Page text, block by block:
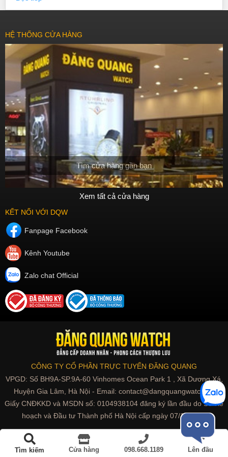
Đồng hồ Thụy Sỹ | Swiss made
Tìm kiếm Cửa hàng 098.668.1189 Lên đầu
HỆ THỐNG CỬA HÀNG
Tìm cửa hàng gần bạn
Xem tất cả cửa hàng
KẾT NỐI VỚI DQW
Fanpage Facebook
Kênh Youtube
Zalo chat Official
CÔNG TY CỔ PHẦN TRỰC TUYẾN ĐĂNG QUANG
VPGD: Số BH9A-SP.9A-60 Vinhomes Ocean Park 1 , Xã Dương Xá,
Huyện Gia Lâm, Hà Nội - Email: contact@dangquangwatch.vn
Giấy CNĐKKD và MSDN số: 0104938104 đăng ký lần đầu do Sở Kế
hoạch và Đầu tư Thành phố Hà Nội cấp ngày 07/10/2010